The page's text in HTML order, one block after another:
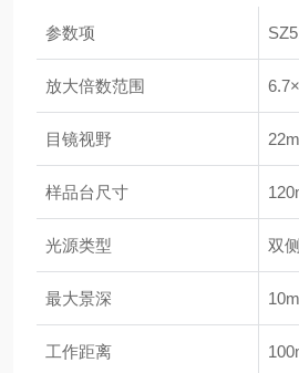
参数项
放大倍数范围
目镜视野
样品台尺寸
光源类型 双
最大景深
工作距离